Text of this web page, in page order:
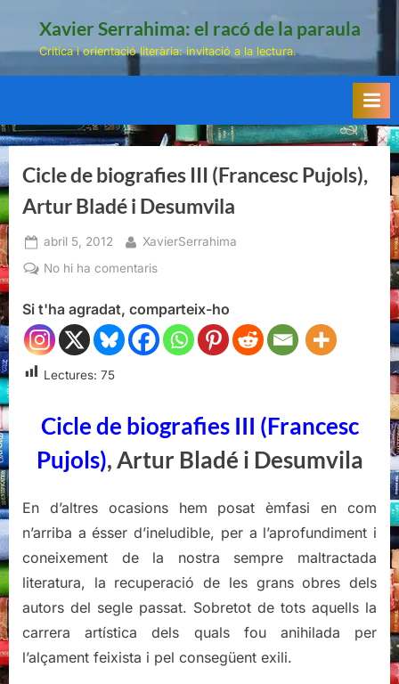
Xavier Serrahima: el racó de la paraula
Crítica i orientació literària: invitació a la lectura.
Cicle de biografies III (Francesc Pujols),
Artur Bladé i Desumvila
Posted
on
abril 5, 2012 By
XavierSerrahima
No hi ha comentarisa
de
biografies
III
Bladé
Desumvila
Si t'ha agradat, comparteix-ho
Lectures: 75
Cicle de biografies III (Francesc
Pujols), Artur Bladé i Desumvila
En d’altres ocasions hem posat èmfasi en com
n’arriba a ésser d’ineludible, per a l’aprofundiment i
coneixement de la nostra sempre maltractada
literatura, la recuperació de les grans obres dels
autors del segle passat. Sobretot de tots aquells la
carrera artística dels quals fou anihilada per
l’alçament feixista i pel consegüent exili.